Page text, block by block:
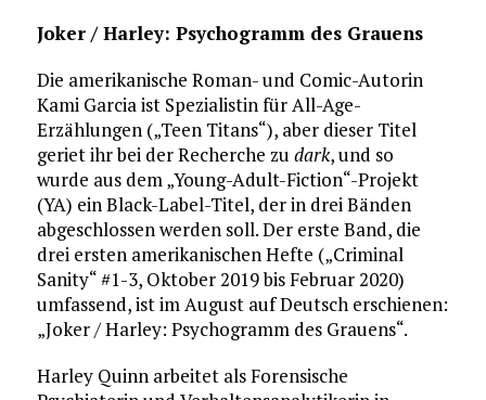
Joker / Harley: Psychogramm des Grauens
Die amerikanische Roman- und Comic-Autorin
Kami Garcia ist Spezialistin für All-Age-
Erzählungen („Teen Titans“), aber dieser Titel
geriet ihr bei der Recherche zu dark, und so
wurde aus dem „Young-Adult-Fiction“-Projekt
(YA) ein Black-Label-Titel, der in drei Bänden
abgeschlossen werden soll. Der erste Band, die
drei ersten amerikanischen Hefte („Criminal
Sanity“ #1-3, Oktober 2019 bis Februar 2020)
umfassend, ist im August auf Deutsch erschienen:
„Joker / Harley: Psychogramm des Grauens“.
Harley Quinn arbeitet als Forensische